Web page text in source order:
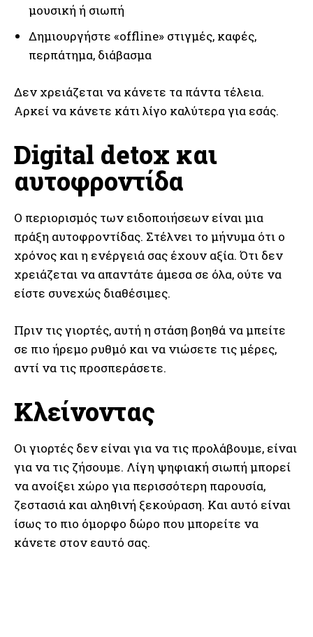
μουσική ή σιωπή
Δημιουργήστε «offline» στιγμές, καφές,
περπάτημα, διάβασμα
Δεν χρειάζεται να κάνετε τα πάντα τέλεια.
Αρκεί να κάνετε κάτι λίγο καλύτερα για εσάς.
Digital detox και
αυτοφροντίδα
Ο περιορισμός των ειδοποιήσεων είναι μια
πράξη αυτοφροντίδας. Στέλνει το μήνυμα ότι ο
χρόνος και η ενέργειά σας έχουν αξία. Ότι δεν
χρειάζεται να απαντάτε άμεσα σε όλα, ούτε να
είστε συνεχώς διαθέσιμες.
Πριν τις γιορτές, αυτή η στάση βοηθά να μπείτε
σε πιο ήρεμο ρυθμό και να νιώσετε τις μέρες,
αντί να τις προσπεράσετε.
Κλείνοντας
Οι γιορτές δεν είναι για να τις προλάβουμε, είναι
για να τις ζήσουμε. Λίγη ψηφιακή σιωπή μπορεί
να ανοίξει χώρο για περισσότερη παρουσία,
ζεστασιά και αληθινή ξεκούραση. Και αυτό είναι
ίσως το πιο όμορφο δώρο που μπορείτε να
κάνετε στον εαυτό σας.